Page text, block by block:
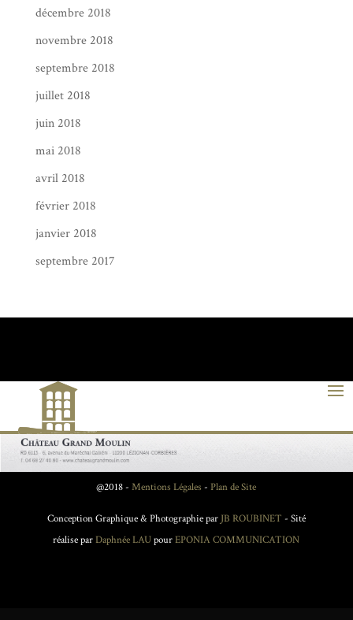
décembre 2018
novembre 2018
septembre 2018
juillet 2018
juin 2018
mai 2018
avril 2018
février 2018
janvier 2018
septembre 2017
@2018 - Mentions Légales - Plan de Site
Conception Graphique & Photographie par JB ROUBINET - Sité
réalise parDaphnée LAUpourEPONIA COMMUNICATION